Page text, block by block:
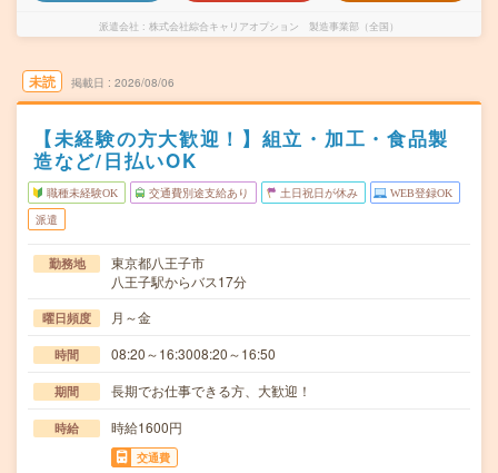
派遣会社 株式会社綜合キャリアオプション 製造事業部（全国）
未読 掲載日 2026/08/06
【未経験の方大歓迎！】組立・加工・食品製
造など/日払いOK
職種未経験OK 交通費別途支給あり 土日祝日が休み WEB登録OK
派遣
勤務地
東京都八王子市
八王子駅からバス17分
曜日頻度 月～金
時間 08:20～16:3008:20～16:50
期間 長期でお仕事できる方、大歓迎！
時給 時給1600円
交通費